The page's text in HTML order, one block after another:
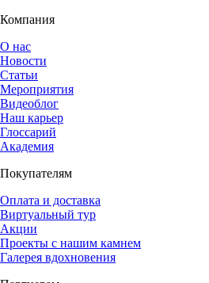
Компания
О нас
Новости
Статьи
Мероприятия
Видеоблог
Наш карьер
Глоссарий
Академия
Покупателям
Оплата и доставка
Виртуальный тур
Акции
Проекты с нашим камнем
Галерея вдохновения